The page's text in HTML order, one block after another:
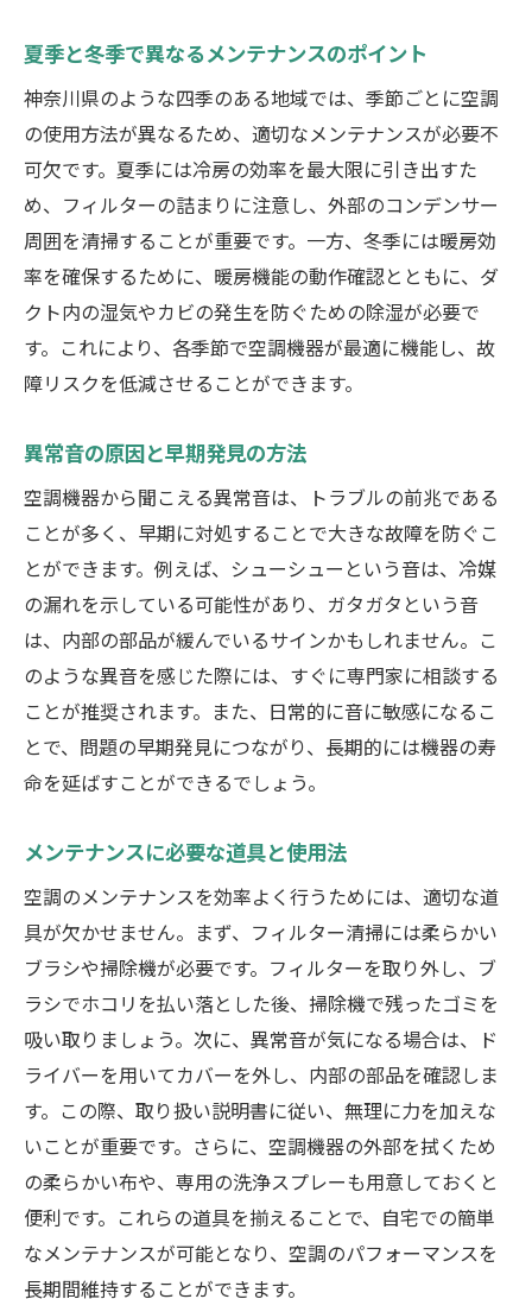
見積もりから修理までの流れを知る
専門家に聞いておくべき重要ポイント
トラブル予防のためのプロアドバイス
フィルター清掃が効率的な空調運転を支える理
由
フィルター汚れが引き起こす問題点
清掃の頻度と効果的なタイミング
フィルター交換と清掃のベストプラクティ
掃除後の空調効率の変化を実感する
フィルター清掃にかかるコストとその価値
効果を高めるための清掃ツールと手法
神奈川県特有の気候に合わせた空調設備の調整
法
湿度が高い時期の対策と設定方法
寒暖差が激しい季節の調整テクニック
神奈川県の気候データを基にした最適化
地域特有のトラブル事例とその対策
地域に根ざした空調のカスタマイズ法
快適な住環境を維持するための空調機器の更新
タイミング
更新が必要なサインと判断基準
新しい空調機器の選び方と導入手順
古い機器の廃棄とリサイクルの方法
更新によるエネルギー効率の向上
更新時に考慮すべき技術革新とトレンド
長期的視点で見た更新のメリット
夏季と冬季で異なるメンテナンスのポイント
神奈川県のような四季のある地域では、季節ごとに空調
の使用方法が異なるため、適切なメンテナンスが必要不
可欠です。夏季には冷房の効率を最大限に引き出すた
め、フィルターの詰まりに注意し、外部のコンデンサー
周囲を清掃することが重要です。一方、冬季には暖房効
率を確保するために、暖房機能の動作確認とともに、ダ
クト内の湿気やカビの発生を防ぐための除湿が必要で
す。これにより、各季節で空調機器が最適に機能し、故
障リスクを低減させることができます。
異常音の原因と早期発見の方法
空調機器から聞こえる異常音は、トラブルの前兆である
ことが多く、早期に対処することで大きな故障を防ぐこ
とができます。例えば、シューシューという音は、冷媒
の漏れを示している可能性があり、ガタガタという音
は、内部の部品が緩んでいるサインかもしれません。こ
のような異音を感じた際には、すぐに専門家に相談する
ことが推奨されます。また、日常的に音に敏感になるこ
とで、問題の早期発見につながり、長期的には機器の寿
命を延ばすことができるでしょう。
メンテナンスに必要な道具と使用法
空調のメンテナンスを効率よく行うためには、適切な道
具が欠かせません。まず、フィルター清掃には柔らかい
ブラシや掃除機が必要です。フィルターを取り外し、ブ
ラシでホコリを払い落とした後、掃除機で残ったゴミを
吸い取りましょう。次に、異常音が気になる場合は、ド
ライバーを用いてカバーを外し、内部の部品を確認しま
す。この際、取り扱い説明書に従い、無理に力を加えな
いことが重要です。さらに、空調機器の外部を拭くため
の柔らかい布や、専用の洗浄スプレーも用意しておくと
便利です。これらの道具を揃えることで、自宅での簡単
なメンテナンスが可能となり、空調のパフォーマンスを
長期間維持することができます。